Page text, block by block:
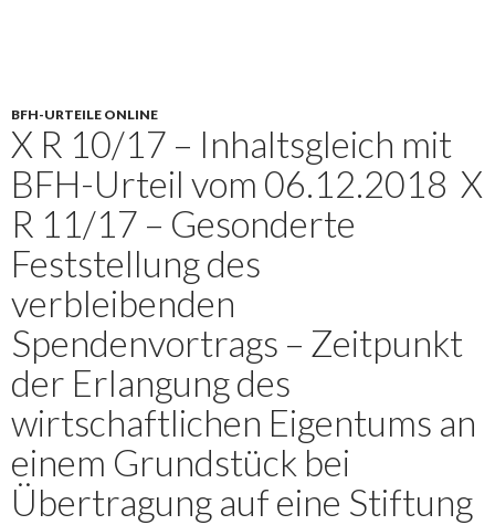
BFH-URTEILE ONLINE
X R 10/17 – Inhaltsgleich mit
BFH-Urteil vom 06.12.2018 X
R 11/17 – Gesonderte
Feststellung des
verbleibenden
Spendenvortrags – Zeitpunkt
der Erlangung des
wirtschaftlichen Eigentums an
einem Grundstück bei
Übertragung auf eine Stiftung